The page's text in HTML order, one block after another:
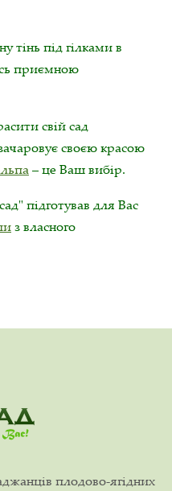
тінь під гілками в
приємною
свій сад
своєю красою
– це Ваш вибір.
підготував для Вас
з власного
плодово-ягідних